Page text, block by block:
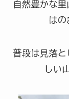
自然豊かな
はの
普段は見落と
しい